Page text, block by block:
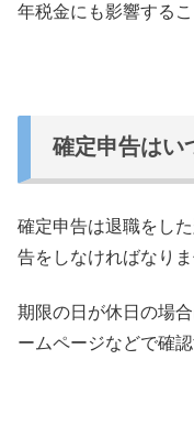
年税金にも影響する
確定申告はい
確定申告は退職をし
告をしなければなりま
期限の日が休日の場合
ームページなどで確